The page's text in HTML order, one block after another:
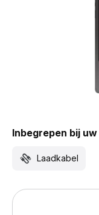
Inbegrepen bij
Laadkabel